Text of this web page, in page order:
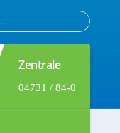
Zentrale
04731 / 84-0